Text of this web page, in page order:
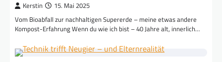
Kerstin 15. Mai 2025
Vom Bioabfall zur nachhaltigen Supererde – meine etwas andere
Kompost-Erfahrung Wenn du wie ich bist – 40 Jahre alt, innerlich…